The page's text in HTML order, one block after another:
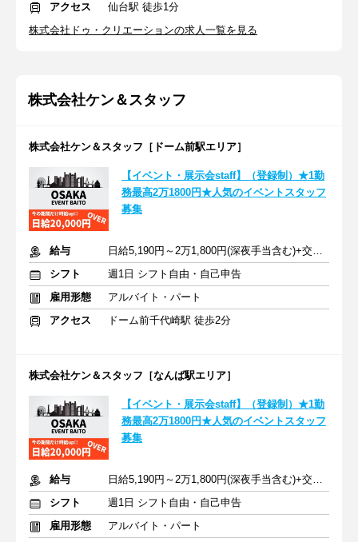
アクセス
仙台駅 徒歩1分
株式会社ドゥ・クリエーションの求人一覧を見る
株式会社ケン＆スタッフ
株式会社ケン＆スタッフ［ドーム前駅エリア］
【イベント・展示会staff】（登録制）★1勤
務最高2万1800円★人気のイベントスタッフ
募集
給与
日給5,190円～2万1,800円(深夜手当含む)+交通費支給
シフト
週1日 シフト自由・自己申告
雇用形態
アルバイト・パート
アクセス
ドーム前千代崎駅 徒歩2分
株式会社ケン＆スタッフ［なんば駅エリア］
【イベント・展示会staff】（登録制）★1勤
務最高2万1800円★人気のイベントスタッフ
募集
給与
日給5,190円～2万1,800円(深夜手当含む)+交通費支給
シフト
週1日 シフト自由・自己申告
雇用形態
アルバイト・パート